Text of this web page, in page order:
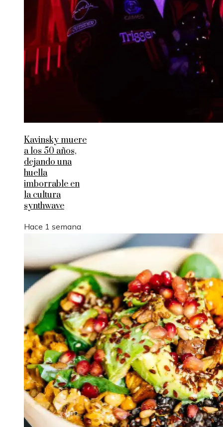
Kavinsky muere
a los 50 años,
dejando una
huella
imborrable en
la cultura
synthwave
Hace 1 semana